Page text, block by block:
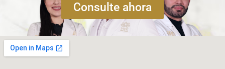
Consulte ahora